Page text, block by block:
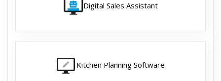
Digital Sales Assistant
Kitchen Planning Software